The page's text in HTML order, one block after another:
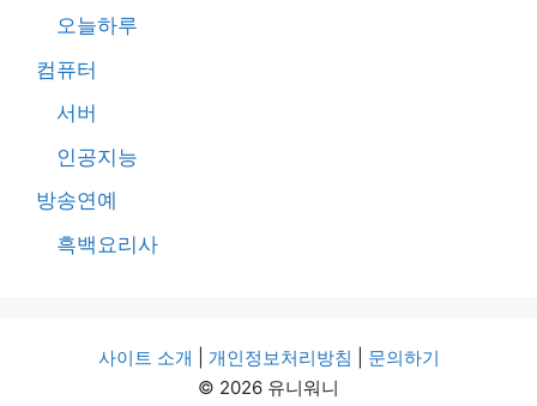
오늘하루
컴퓨터
서버
인공지능
방송연예
흑백요리사
사이트 소개 개인정보처리방침
문의하기
© 2026 유니워니